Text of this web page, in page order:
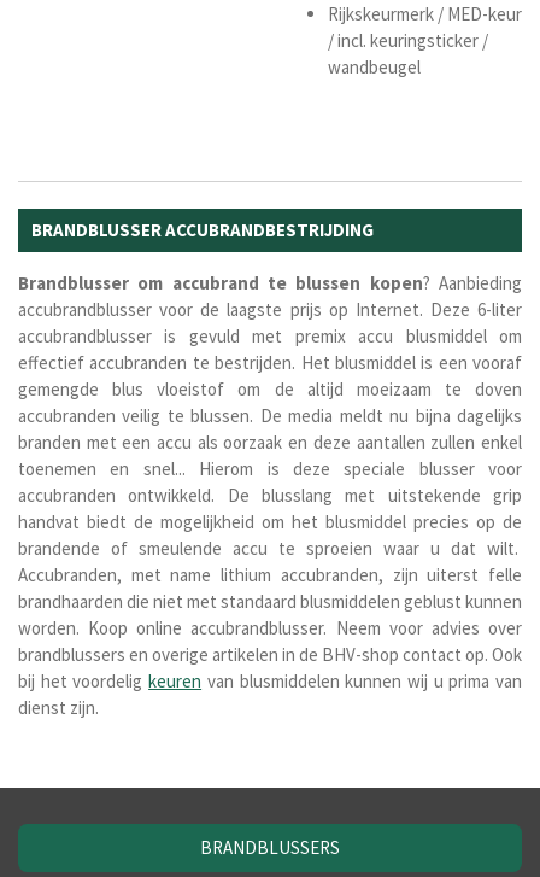
Rijkskeurmerk / MED-keur
/ incl. keuringsticker /
wandbeugel
BRANDBLUSSER ACCUBRANDBESTRIJDING
Brandblusser om accubrand te blussen kopen? Aanbieding
accubrandblusser voor de laagste prijs op Internet. Deze 6-liter
accubrandblusser is gevuld met premix accu blusmiddel om
effectief accubranden te bestrijden. Het blusmiddel is een vooraf
gemengde blus vloeistof om de altijd moeizaam te doven
accubranden veilig te blussen. De media meldt nu bijna dagelijks
branden met een accu als oorzaak en deze aantallen zullen enkel
toenemen en snel... Hierom is deze speciale blusser voor
accubranden ontwikkeld. De blusslang met uitstekende grip
handvat biedt de mogelijkheid om het blusmiddel precies op de
brandende of smeulende accu te sproeien waar u dat wilt.
Accubranden, met name lithium accubranden, zijn uiterst felle
brandhaarden die niet met standaard blusmiddelen geblust kunnen
worden. Koop online accubrandblusser. Neem voor advies over
brandblussers en overige artikelen in de BHV-shop contact op. Ook
bij het voordeligkeuren van blusmiddelen kunnen wij u prima van
dienst zijn.
BRANDBLUSSERS